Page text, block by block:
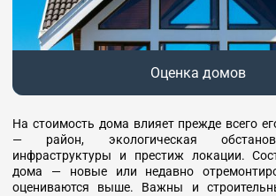
Оценка домов
На стоимость дома влияет прежде всего
— район, экологическая
инфраструктуры и престиж локации.
дома — новые или недавно
оцениваются выше. Важны и